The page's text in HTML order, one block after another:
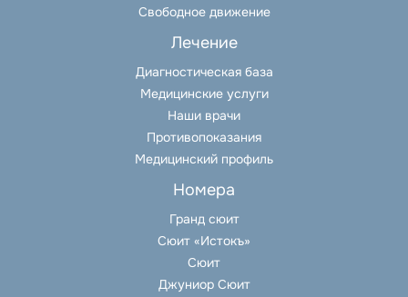
Свободное движение
Лечение
Диагностическая база
Медицинские услуги
Наши врачи
Противопоказания
Медицинский профиль
Номера
Гранд сюит
Сюит «Истокъ»
Сюит
Джуниор Сюит